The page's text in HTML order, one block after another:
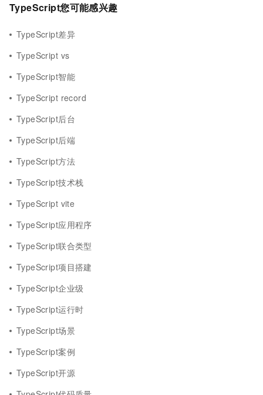
TypeScript您可能感兴趣
TypeScript差异
TypeScript vs
TypeScript智能
TypeScript record
TypeScript后台
TypeScript后端
TypeScript方法
TypeScript技术栈
TypeScript vite
TypeScript应用程序
TypeScript联合类型
TypeScript项目搭建
TypeScript企业级
TypeScript运行时
TypeScript场景
TypeScript案例
TypeScript开源